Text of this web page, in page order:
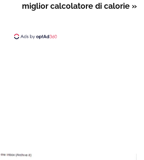
miglior calcolatore di calorie »